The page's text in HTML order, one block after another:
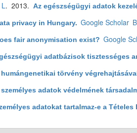
. 2013. Az egészségügyi adatok
privacy in Hungary. Google Scholar
fair anonymisation exist? Google
adatbázisok tisztességes
humángenetikai törvény
személyes adatok védelmének
adatokat tartalmaz-e a